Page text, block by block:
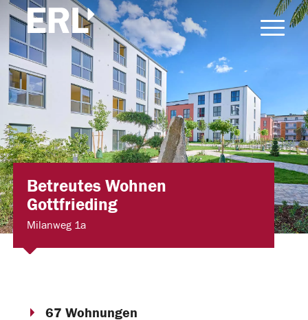
Betreutes Wohnen
Gottfrieding
Milanweg 1a
67 Wohnungen